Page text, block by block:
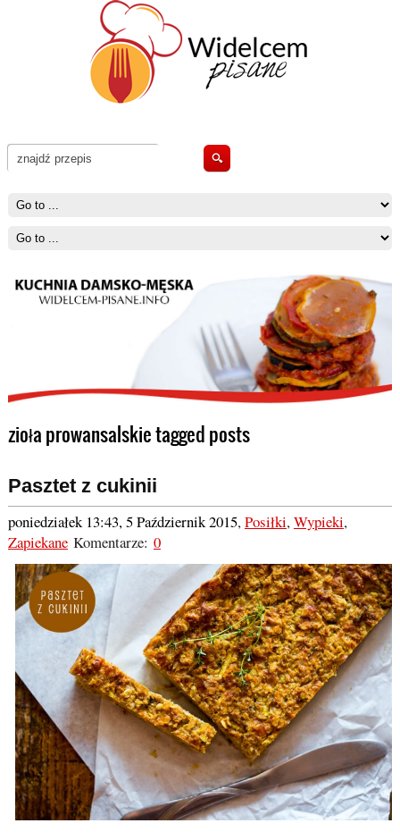
zioła prowansalskie tagged posts
Pasztet z cukinii
poniedziałek 13:43, 5 Październik 2015,Posiłki,Wypieki,
ZapiekaneKomentarze: 0